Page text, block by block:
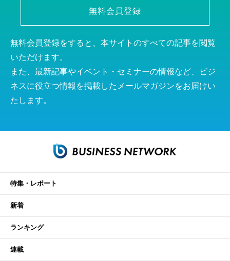
無料会員登録
無料会員登録をすると、本サイトのすべての記事を閲覧
いただけます。
また、最新記事やイベント・セミナーの情報など、ビジ
ネスに役立つ情報を掲載したメールマガジンをお届けい
たします。
特集・レポート
新着
ランキング
連載